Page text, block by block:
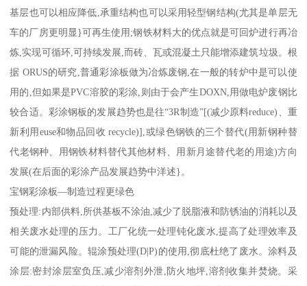
基层也可以相应降低,承重结构也可以采用轻型钢结构(尤其是单层无
车的厂房更明显}可再生使用;钢铁材料大的优点就是可回炉进行再冶
炼,实现可循环,可持续发展,而砖、瓦或混凝土只能增添建筑垃圾。根
据 ORUS的研究,普通彩涂板做为冶炼废钢,在一般的转炉中是可以使
用的,但如果是PVC溶胶的彩涂,则由于会产生DOXN,用做电炉废钢比
较合适。彩涂钢板的发展趋势也是往“3R制造”[(减少原料reduce)、重
新利用euse和物品回收 recycle)],或绿色钢铁的三个替代(用新钢种替
代老钢种、用钢铁材料替代其他材料、用新月途替代老的用途)方向
发展(在后面的彩涂产品发展趋势中洋述}。
宝钢彩涂板—制造过程更绿色
预处理:内部供料,所供基板不涂油,减少了脱脂液和防锈油的消耗以及
相关废水处理的压力。工厂化统一处理钝化废水,提高了处理效率及
可能的泄漏风险。辊涂预处理(D|P)的使用,彻底杜绝了废水。涂料及
涂层:密封涂层室负压,减少溶剂外泄,防火地坪,溶剂收集并焚烧。采